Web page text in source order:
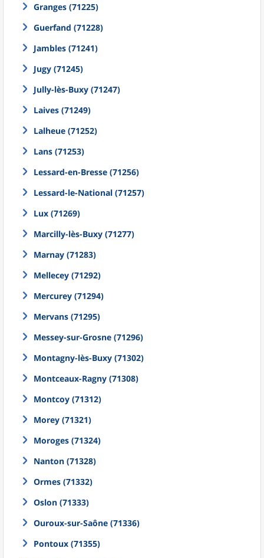
Granges (71225)
Guerfand (71228)
Jambles (71241)
Jugy (71245)
Jully-lès-Buxy (71247)
Laives (71249)
Lalheue (71252)
Lans (71253)
Lessard-en-Bresse (71256)
Lessard-le-National (71257)
Lux (71269)
Marcilly-lès-Buxy (71277)
Marnay (71283)
Mellecey (71292)
Mercurey (71294)
Mervans (71295)
Messey-sur-Grosne (71296)
Montagny-lès-Buxy (71302)
Montceaux-Ragny (71308)
Montcoy (71312)
Morey (71321)
Moroges (71324)
Nanton (71328)
Ormes (71332)
Oslon (71333)
Ouroux-sur-Saône (71336)
Pontoux (71355)